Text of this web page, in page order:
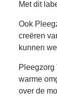
Met dit
Ook
creëren
kunnen
warme
over de